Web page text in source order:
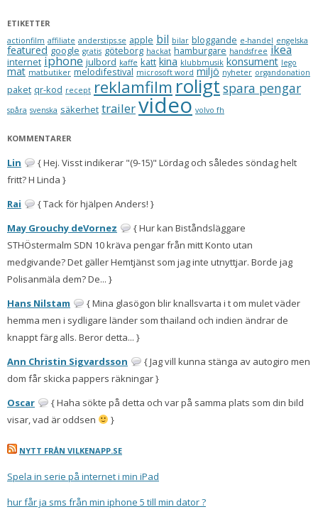
ETIKETTER
actionfilm affiliate anderstips.se apple bil bilar bloggande e-handel engelska
featured google gratis göteborg hackat hamburgare handsfree ikea
internet iphone julbord kaffe katt kina klubbmusik konsument lego
mat matbutiker melodifestival microsoft word miljö nyheter organdonation
paket qr-kod recept reklamfilm roligt spara pengar
spåra svenska säkerhet trailervideo volvo fh
KOMMENTARER
Lin
{ Hej. Visst indikerar "(9-15)" Lördag och således söndag helt
fritt? H Linda }
Rai
{ Tack för hjälpen Anders! }
May Grouchy deVornez
{ Hur kan Biståndsläggare
STHÖstermalm SDN 10 kräva pengar från mitt Konto utan
medgivande? Det gäller Hemtjänst som jag inte utnyttjar. Borde jag
Polisanmäla dem? De... }
Hans Nilstam
{ Mina glasögon blir knallsvarta i t om mulet väder
hemma men i sydligare länder som thailand och indien ändrar de
knappt färg alls. Beror detta... }
Ann Christin Sigvardsson
{ Jag vill kunna stänga av autogiro men
dom får skicka pappers räkningar }
Oscar
{ Haha sökte på detta och var på samma plats som din bild
visar, vad är oddsen
}
NYTT FRÅN VILKENAPP.SE
Spela in serie på internet i min iPad
hur får ja sms från min iphone 5 till min dator ?